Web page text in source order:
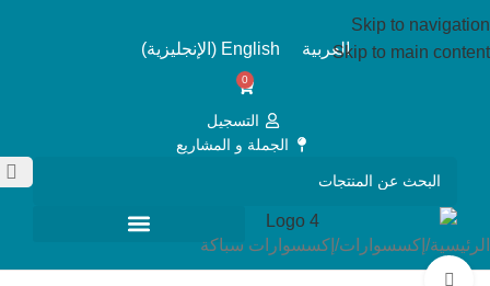
Skip to navigation
Skip to main contentالعربية English
( الإنجليزية)
0
التسجيل
الجملة و المشاريع
الرئيسية/ إكسسوارات/ إكسسوارات سباكة